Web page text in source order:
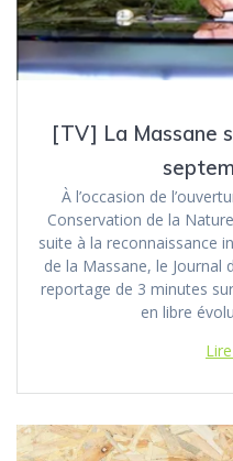
[TV] La Massane
À l’occasion de
Conservation de la
suite à la reconnaissance
de la Massane, le Journal
reportage de 3 minutes
en libre